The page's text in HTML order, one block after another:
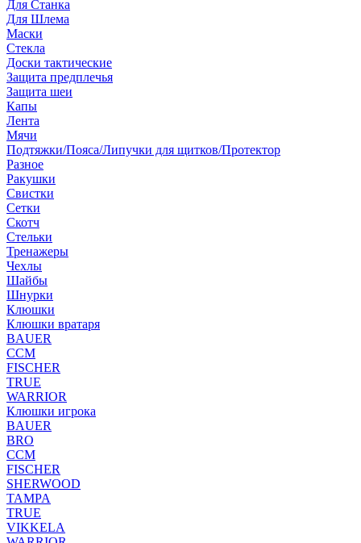
Для Станка
Для Шлема
Маски
Стекла
Доски тактические
Защита предплечья
Защита шеи
Капы
Лента
Мячи
Подтяжки/Пояса/Липучки для щитков/Протектор
Разное
Ракушки
Свистки
Сетки
Скотч
Стельки
Тренажеры
Чехлы
Шайбы
Шнурки
Клюшки
Клюшки вратаря
BAUER
CCM
FISCHER
TRUE
WARRIOR
Клюшки игрока
BAUER
BRO
CCM
FISCHER
SHERWOOD
TAMPA
TRUE
VIKKELA